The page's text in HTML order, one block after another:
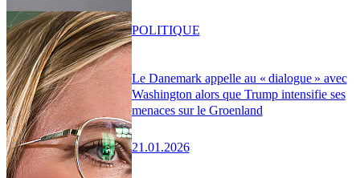
Le Danemark appelle au « dialogue » avec
Washington alors que Trump intensifie ses
menaces sur le Groenland
21.01.2026
POLITIQUE